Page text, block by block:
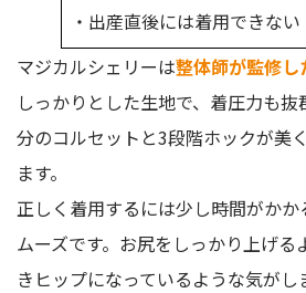
・出産直後には着用できない
マジカルシェリーは整体師が監修
しっかりとした生地で、着圧力も
分のコルセットと3段階ホックが美
ます。
正しく着用するには少し時間がか
ムーズです。お尻をしっかり上げる
きヒップになっているような気がし